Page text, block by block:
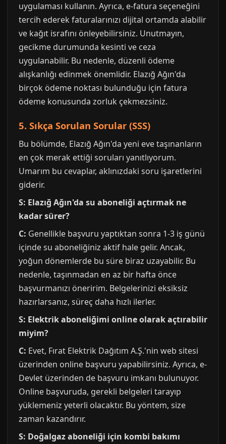
uygulaması kullanın. Ayrıca, e-fatura seçeneğini
tercih ederek faturalarınızı dijital ortamda alabilir
ve kağıt israfını önleyebilirsiniz. Unutmayın,
gecikme durumunda kesinti ve ceza
uygulanabilir. Bu nedenle, düzenli ödeme
alışkanlığı edinmek önemlidir. Elazığ Ağın'da
birçok ödeme noktası bulunduğu için fatura
ödeme konusunda zorluk çekmezsiniz.
5. Sıkça Sorulan Sorular (SSS)
Bu bölümde, Elazığ Ağın'da yeni eve taşınanların
en çok merak ettiği soruları yanıtlıyorum.
Umarım bu cevaplar, aklınızdaki soru işaretlerini
giderir.
S: Elazığ Ağın'da su aboneliği açtırmak ne
kadar sürer?
C: Genellikle başvuru yaptıktan sonra 1-3 iş günü
içinde su aboneliğiniz aktif hale gelir. Ancak,
yoğun dönemlerde bu süre biraz uzayabilir. Bu
nedenle, taşınmadan en az bir hafta önce
başvurmanızı öneririm. Belgelerinizi eksiksiz
hazırlarsanız, süreç daha hızlı ilerler.
S: Elektrik aboneliğimi online olarak açtırabilir
miyim?
C: Evet, Fırat Elektrik Dağıtım A.Ş.'nin web sitesi
üzerinden online başvuru yapabilirsiniz. Ayrıca, e-
Devlet üzerinden de başvuru imkanı bulunuyor.
Online başvuruda, gerekli belgeleri tarayıp
yüklemeniz yeterli olacaktır. Bu yöntem, size
zaman kazandırır.
S: Doğalgaz aboneliği için kombi bakımı